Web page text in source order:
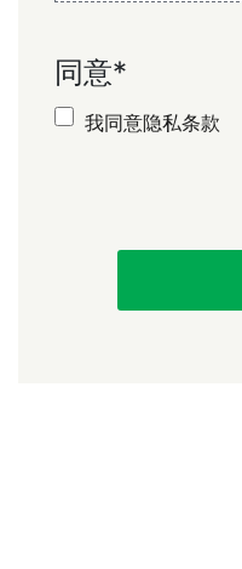
同意*
我同意隐私条款